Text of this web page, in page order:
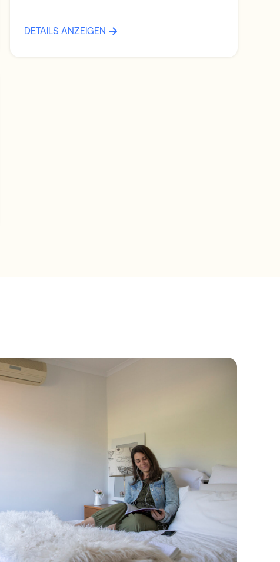
DETAILS ANZEIGEN